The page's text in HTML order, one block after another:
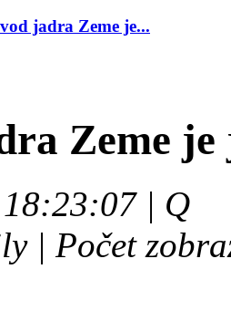
jadra Zeme je...
Zeme je
| Q
| Počet